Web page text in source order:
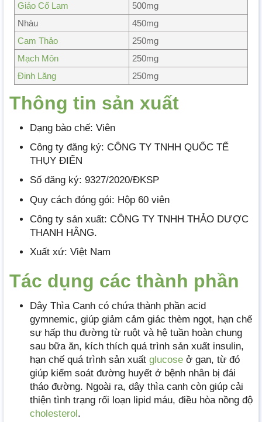
Giảo Cổ Lam
500mg
Nhàu
450mg
Cam Thảo
250mg
Mạch Môn
250mg
Đinh Lăng
250mg
Thông tin sản xuất
Dạng bào chế: Viên
Công ty đăng ký: CÔNG TY TNHH QUỐC TẾ
THỤY ĐIỂN
Số đăng ký: 9327/2020/ĐKSP
Quy cách đóng gói: Hộp 60 viên
Công ty sản xuất: CÔNG TY TNHH THẢO DƯỢC
THANH HẰNG.
Xuất xứ: Việt Nam
Tác dụng các thành phần
Dây Thìa Canh có chứa thành phần acid
gymnemic, giúp giảm cảm giác thèm ngọt, hạn chế
sự hấp thu đường từ ruột và hệ tuần hoàn chung
sau bữa ăn, kích thích quá trình sản xuất insulin,
hạn chế quá trình sản xuất glucose ở gan, từ đó
giúp kiểm soát đường huyết ở bệnh nhân bị đái
tháo đường. Ngoài ra, dây thìa canh còn giúp cải
thiện tình trạng rối loạn lipid máu, điều hòa nồng độ
cholesterol.